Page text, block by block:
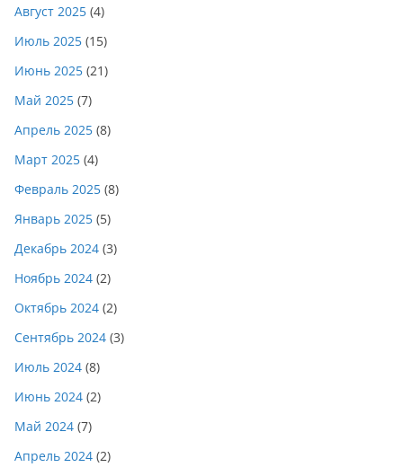
Август 2025 (4)
Июль 2025 (15)
Июнь 2025 (21)
Май 2025 (7)
Апрель 2025 (8)
Март 2025 (4)
Февраль 2025 (8)
Январь 2025 (5)
Декабрь 2024 (3)
Ноябрь 2024 (2)
Октябрь 2024 (2)
Сентябрь 2024 (3)
Июль 2024 (8)
Июнь 2024 (2)
Май 2024 (7)
Апрель 2024 (2)